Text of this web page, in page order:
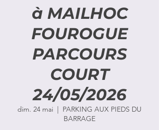
à MAILHOC
FOUROGUE
PARCOURS
COURT
24/05/2026
dim. 24 mai
  |
PARKING AUX PIEDS DU
BARRAGE